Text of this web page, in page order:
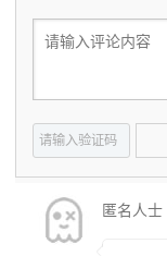
匿名人士